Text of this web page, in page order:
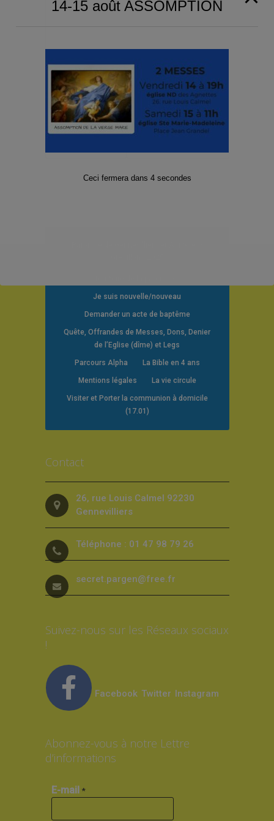
Event Navigation
ND des
Agnettes ouverte
Eglise Sainte Marie
Madeleine ouverte
Je suis nouvelle/nouveau
Demander un acte de baptême
Quête, Offrandes de Messes, Dons, Denier
de l’Eglise (dîme) et Legs
Parcours Alpha La Bible en 4 ans
Mentions légales La vie circule
Visiter et Porter la communion à domicile
(17.01)
Contact
26, rue Louis Calmel 92230
Gennevilliers
Téléphone : 01 47 98 79 26
secret.pargen@free.fr
Suivez-nous sur les Réseaux sociaux
!
Facebook Twitter Instagram
Abonnez-vous à notre Lettre
d’informations
E-mail *
14-15 août ASSOMPTION
Ceci fermera dans 4secondes